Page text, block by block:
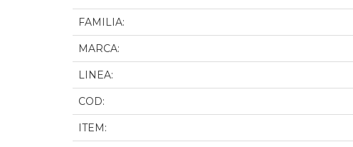
FAMILIA:
MARCA:
LINEA:
COD:
ITEM: